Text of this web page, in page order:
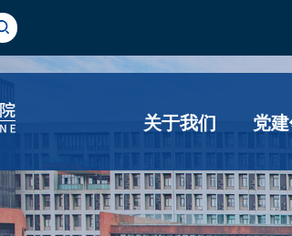
关于我们 党